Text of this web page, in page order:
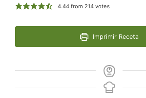
4.44from 214votes
Imprimir Receta